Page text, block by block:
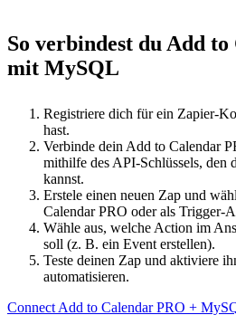
So verbindest du Add
mit MySQL
Registriere dich für ein Zapier-
hast.
Verbinde dein Add to Calendar
mithilfe des API-Schlüssels, den
kannst.
Erstele einen neuen Zap und
Calendar PRO oder als Trigger-
Wähle aus, welche Action im
soll (z. B. ein Event erstellen).
Teste deinen Zap und aktiviere
automatisieren.
Connect Add to Calendar PRO +